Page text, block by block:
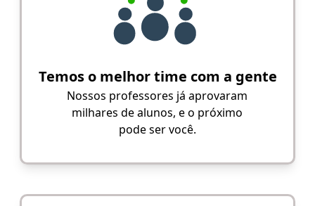
Temos o melhor time com a gente
Nossos professores já aprovaram
milhares de alunos, e o próximo
pode ser você.